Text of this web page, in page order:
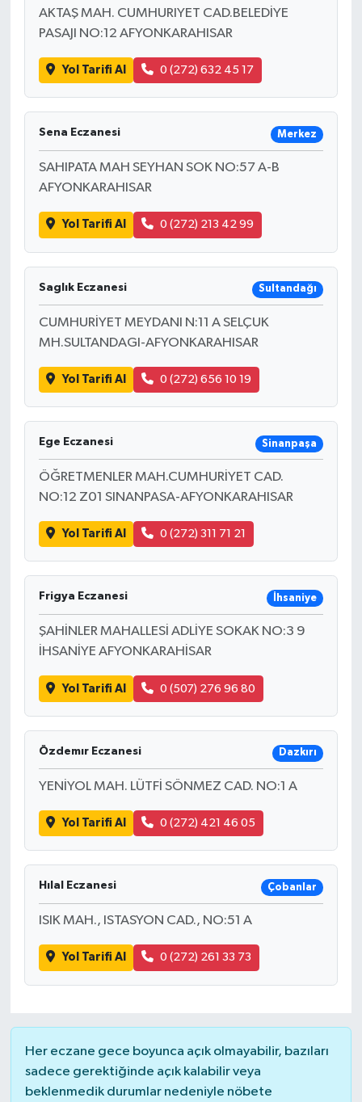
AKTAŞ MAH. CUMHURIYET CAD.BELEDİYE
PASAJI NO:12 AFYONKARAHISAR
Yol Tarifi Al 0 (272) 632 45 17
Sena Eczanesi Merkez
SAHIPATA MAH SEYHAN SOK NO:57 A-B
AFYONKARAHISAR
Yol Tarifi Al 0 (272) 213 42 99
Saglık Eczanesi Sultandağı
CUMHURİYET MEYDANI N:11 A SELÇUK
MH.SULTANDAGI-AFYONKARAHISAR
Yol Tarifi Al 0 (272) 656 10 19
Ege Eczanesi Sinanpaşa
ÖĞRETMENLER MAH.CUMHURİYET CAD.
NO:12 Z01 SINANPASA-AFYONKARAHISAR
Yol Tarifi Al 0 (272) 311 71 21
Frigya Eczanesi İhsaniye
ŞAHİNLER MAHALLESİ ADLİYE SOKAK NO:3 9
İHSANİYE AFYONKARAHİSAR
Yol Tarifi Al 0 (507) 276 96 80
Özdemır Eczanesi Dazkırı
YENİYOL MAH. LÜTFİ SÖNMEZ CAD. NO:1 A
Yol Tarifi Al 0 (272) 421 46 05
Hılal Eczanesi Çobanlar
ISIK MAH., ISTASYON CAD., NO:51 A
Yol Tarifi Al 0 (272) 261 33 73
Her eczane gece boyunca açık olmayabilir, bazıları
sadece gerektiğinde açık kalabilir veya
beklenmedik durumlar nedeniyle nöbete